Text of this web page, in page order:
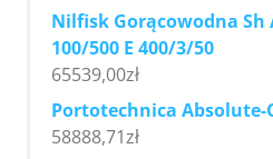
Nilfisk Gorącowodna Sh
100/500 E 400/3/50
65539,00zł
Portotechnica Absolute-
58888,71zł